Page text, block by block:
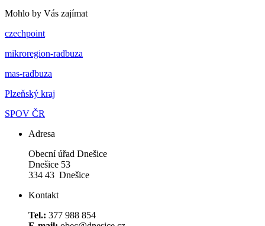
Mohlo by Vás zajímat
czechpoint
mikroregion-radbuza
mas-radbuza
Plzeňský kraj
SPOV ČR
Adresa
Obecní úřad Dnešice
Dnešice 53
334 43 Dnešice
Kontakt
Tel.: 377 988 854